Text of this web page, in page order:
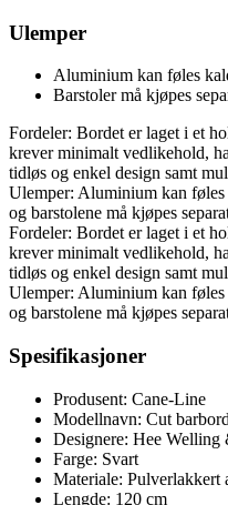
Ulemper
Aluminium kan føles
Barstoler må kjøpes
Fordeler: Bordet er laget i et
krever minimalt vedlikehold,
tidløs og enkel design samt
Ulemper: Aluminium kan føles
og barstolene må kjøpes
Fordeler: Bordet er laget i et
krever minimalt vedlikehold,
tidløs og enkel design samt
Ulemper: Aluminium kan føles
og barstolene må kjøpes
Spesifikasjoner
Produsent: Cane-Line
Modellnavn: Cut barbord
Designere: Hee
Farge: Svart
Materiale: Pulverlakkert
Lengde: 120 cm